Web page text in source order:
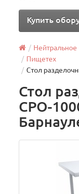
Купить
Нейтральное
Пищетех
Стол
Стол
СРО-